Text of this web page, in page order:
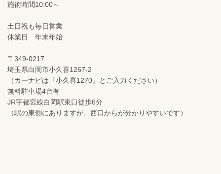
施術時間10:00～
土日祝も毎日営業
休業日 年末年始
〒349-0217
埼玉県白岡市小久喜1267-2
（カーナビは『小久喜1270』とご入力ください）
無料駐車場4台有
JR宇都宮線白岡駅東口徒歩6分
（駅の東側にありますが、西口からが分かりやすいです）